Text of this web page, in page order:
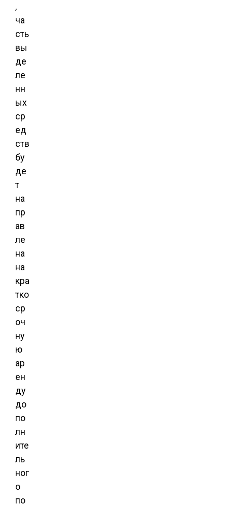
,
ча
сть
вы
де
ле
нн
ых
ср
ед
ств
бу
де
т
на
пр
ав
ле
на
на
кра
тко
ср
оч
ну
ю
ар
ен
ду
до
по
лн
ите
ль
ног
о
по